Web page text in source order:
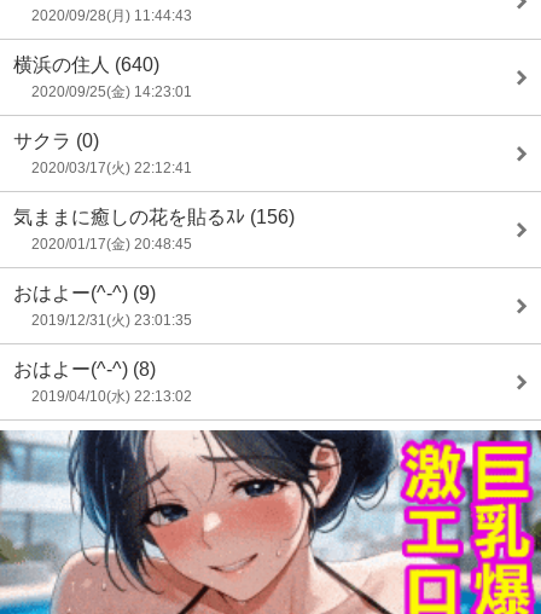
2020/09/28(月) 11:44:43
横浜の住人 (640)
2020/09/25(金) 14:23:01
サクラ (0)
2020/03/17(火) 22:12:41
気ままに癒しの花を貼るｽﾚ (156)
2020/01/17(金) 20:48:45
おはよー(^-^) (9)
2019/12/31(火) 23:01:35
おはよー(^-^) (8)
2019/04/10(水) 22:13:02